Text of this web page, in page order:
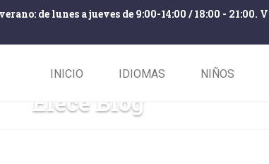
de lunes a jueves de 9:00-14:00 / 18:00 - 21:00.
INICIO IDIOMAS NIÑOS
Elece Blog